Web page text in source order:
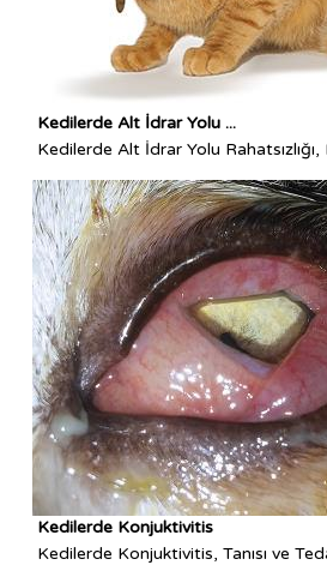
Kedilerde Alt İdrar Yolu ...
Kedilerde Alt İdrar Yolu Rahatsızlığı,
Kedilerde Konjuktivitis
Kedilerde Konjuktivitis, Tanısı ve